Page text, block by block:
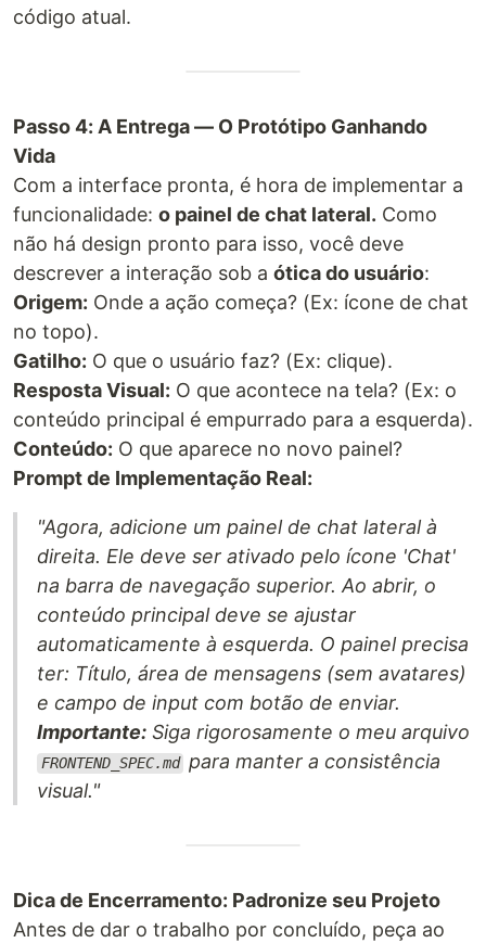
código atual.
Passo 4: A Entrega — O Protótipo Ganhando
Vida
Com a interface pronta, é hora de implementar a
funcionalidade: o painel de chat lateral. Como
não há design pronto para isso, você deve
descrever a interação sob a ótica do usuário:
Origem: Onde a ação começa? (Ex: ícone de chat
no topo).
Gatilho: O que o usuário faz? (Ex: clique).
Resposta Visual: O que acontece na tela? (Ex: o
conteúdo principal é empurrado para a esquerda).
Conteúdo: O que aparece no novo painel?
Prompt de Implementação Real:
"Agora, adicione um painel de chat lateral à
direita. Ele deve ser ativado pelo ícone 'Chat'
na barra de navegação superior. Ao abrir, o
conteúdo principal deve se ajustar
automaticamente à esquerda. O painel precisa
ter: Título, área de mensagens (sem avatares)
e campo de input com botão de enviar.
Importante: Siga rigorosamente o meu arquivo
FRONTEND_SPEC.md para manter a consistência
visual."
Dica de Encerramento: Padronize seu Projeto
Antes de dar o trabalho por concluído, peça ao